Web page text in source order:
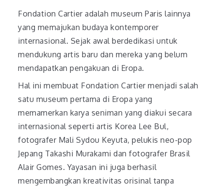
Fondation Cartier adalah museum Paris lainnya
yang memajukan budaya kontemporer
internasional. Sejak awal berdedikasi untuk
mendukung artis baru dan mereka yang belum
mendapatkan pengakuan di Eropa.
Hal ini membuat Fondation Cartier menjadi salah
satu museum pertama di Eropa yang
memamerkan karya seniman yang diakui secara
internasional seperti artis Korea Lee Bul,
fotografer Mali Sydou Keyuta, pelukis neo-pop
Jepang Takashi Murakami dan fotografer Brasil
Alair Gomes. Yayasan ini juga berhasil
mengembangkan kreativitas orisinal tanpa